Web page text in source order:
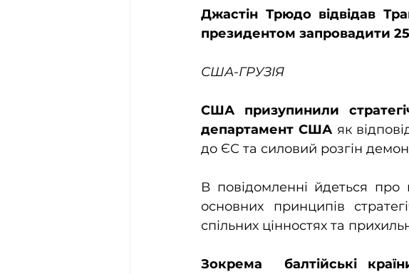
Джастін Трюдо відвідав
президентом запровадити
США-ГРУЗІЯ
США призупинили
департамент США як
до ЄС та силовий розгін
В повідомленні йдеться про
основних принципів
спільних цінностях та